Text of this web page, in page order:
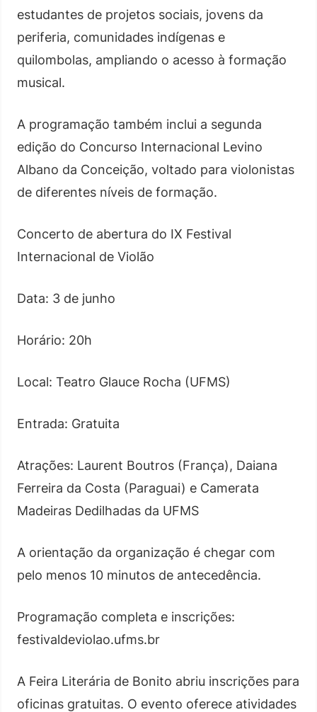
estudantes de projetos sociais, jovens da
periferia, comunidades indígenas e
quilombolas, ampliando o acesso à formação
musical.
A programação também inclui a segunda
edição do Concurso Internacional Levino
Albano da Conceição, voltado para violonistas
de diferentes níveis de formação.
Concerto de abertura do IX Festival
Internacional de Violão
Data: 3 de junho
Horário: 20h
Local: Teatro Glauce Rocha (UFMS)
Entrada: Gratuita
Atrações: Laurent Boutros (França), Daiana
Ferreira da Costa (Paraguai) e Camerata
Madeiras Dedilhadas da UFMS
A orientação da organização é chegar com
pelo menos 10 minutos de antecedência.
Programação completa e inscrições:
festivaldeviolao.ufms.br
A Feira Literária de Bonito abriu inscrições para
oficinas gratuitas. O evento oferece atividades